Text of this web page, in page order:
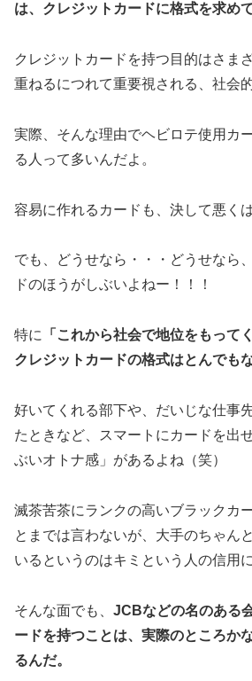
は、クレジットカードに格式を求めて
クレジットカードを持つ目的はさま
重ねるにつれて重要視される、社会的
実際、そんな理由でヘビロテ使用カ
る人って多いんだよ。
容易に作れるカードも、決して悪く
でも、どうせなら・・・どうせなら
ドのほうがしぶいよねー！！！
特に
「これから社会で地位をもって
クレジットカードの格式はとんでも
好いてくれる部下や、だいじな仕事
たときなど、スマートにカードを出
ぶいオトナ感」があるよね（笑）
滅茶苦茶にランクの高いブラックカ
とまでは言わないが、大手のちゃん
いるというのはキミという人の信用
そんな面でも、 JCBなどの名のある
ードを持つことは、実際のところか
るんだ。